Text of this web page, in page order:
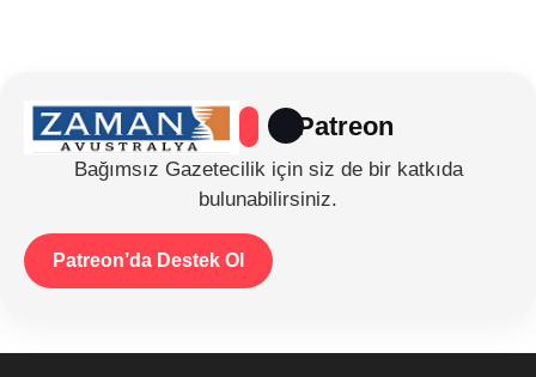
Patreon
Bağımsız Gazetecilik için siz de bir katkıda
bulunabilirsiniz.
Patreon’da Destek Ol